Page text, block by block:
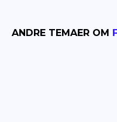
ANDRE TEMAER OM